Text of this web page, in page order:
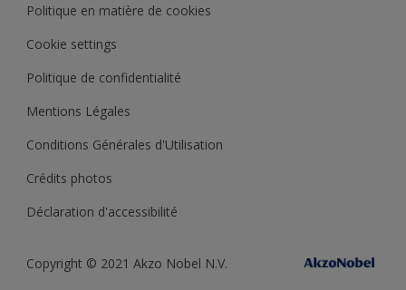
Politique en matière de cookies
Cookie settings
Politique de confidentialité
Mentions Légales
Conditions Générales d'Utilisation
Crédits photos
Déclaration d'accessibilité
Copyright © 2021 Akzo Nobel N.V.